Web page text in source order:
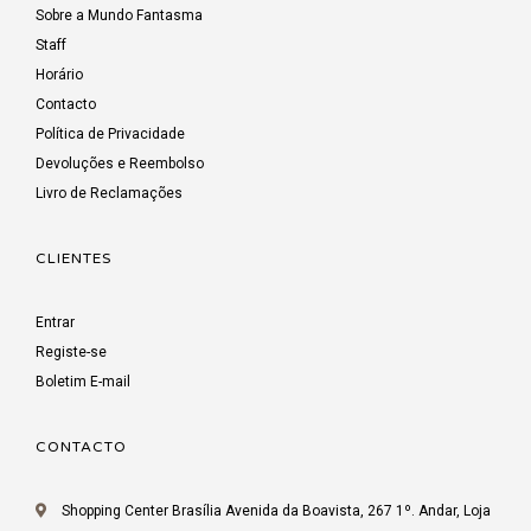
Sobre a Mundo Fantasma
Staff
Horário
Contacto
Política de Privacidade
Devoluções e Reembolso
Livro de Reclamações
CLIENTES
Entrar
Registe-se
Boletim E-mail
CONTACTO
Shopping Center Brasília Avenida da Boavista, 267 1º. Andar, Loja